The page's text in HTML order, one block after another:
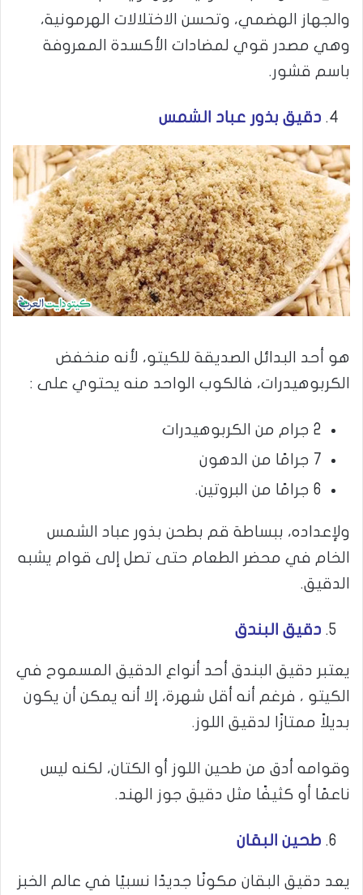
والجهاز الهضمي، وتحسن الاختلالات الهرمونية،
وهي مصدر قوي لمضادات الأكسدة المعروفة
باسم قشور.
دقيق بذور عباد الشمس
هو أحد البدائل الصديقة للكيتو، لأنه منخفض
الكربوهيدرات، فالكوب الواحد منه يحتوي على :
2 جرام من الكربوهيدرات
7 جرامًا من الدهون
6 جرامًا من البروتين.
ولإعداده، ببساطة قم بطحن بذور عباد الشمس
الخام في محضر الطعام حتى تصل إلى قوام يشبه
الدقيق.
دقيق البندق
يعتبر دقيق البندق أحد أنواع الدقيق المسموح في
الكيتو ، فرغم أنه أقل شهرة، إلا أنه يمكن أن يكون
بديلاً ممتازًا لدقيق اللوز.
وقوامه أدق من طحين اللوز أو الكتان، لكنه ليس
ناعمًا أو كثيفًا مثل دقيق جوز الهند.
طحين البقان
يعد دقيق البقان مكونًا جديدًا نسبيًا في عالم الخبز